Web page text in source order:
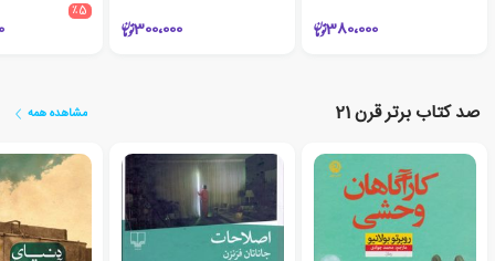
380،000 300،000
٪5
صد کتاب برتر قرن 21 مشاهده همه